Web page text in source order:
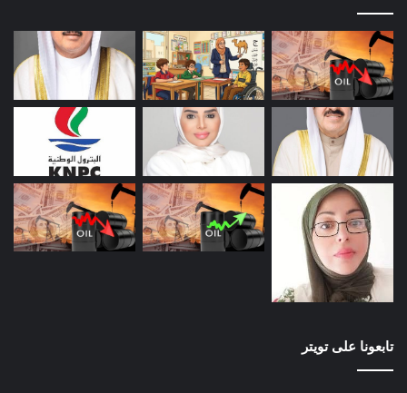
تابعونا على تويتر